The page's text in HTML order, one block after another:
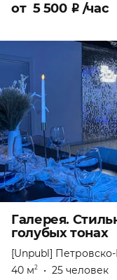
от 5 500 ₽ /час
Галерея.
голубых тонах
[Unpubl]
40 м2 • 25 человек